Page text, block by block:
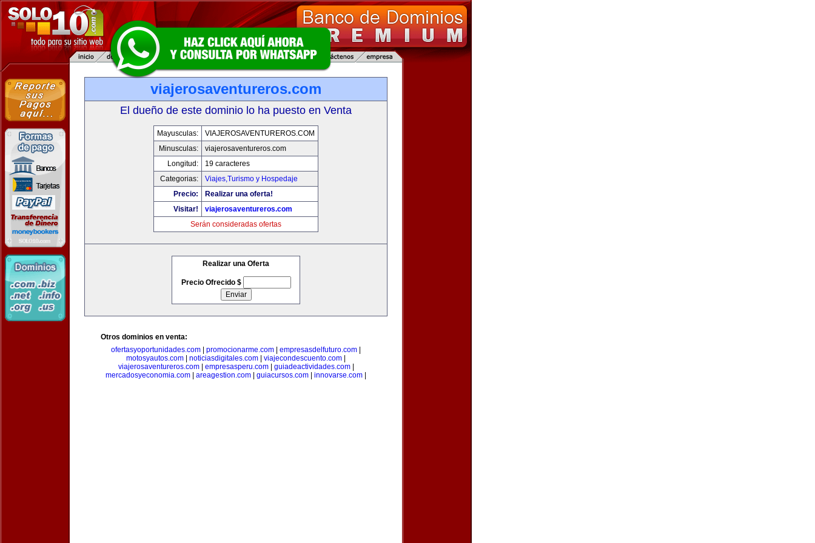
viajerosaventureros.com
El dueño de este dominio lo ha puesto en Venta
Mayusculas:
VIAJEROSAVENTUREROS.COM
Minusculas:
viajerosaventureros.com
Longitud:
19 caracteres
Categorias:
Viajes,Turismo y Hospedaje
Precio:
Realizar una oferta!
Visitar!
viajerosaventureros.com
Serán consideradas ofertas
Realizar una Oferta
Precio Ofrecido $
Otros dominios en venta:
ofertasyoportunidades.com
promocionarme.com empresasdelfuturo.com
motosyautos.com
noticiasdigitales.com viajecondescuento.com
viajerosaventureros.com| empresasperu.com| guiadeactividades.com|
mercadosyeconomia.com
areagestion.com guiacursos.com innovarse.com